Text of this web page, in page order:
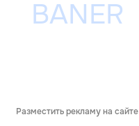
Разместить рекламу на сайте